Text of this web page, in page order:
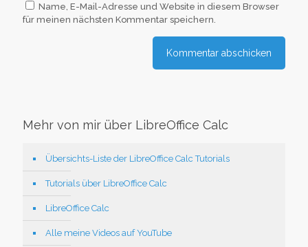
Name, E-Mail-Adresse und Website in diesem Browser
für meinen nächsten Kommentar speichern.
Mehr von mir über LibreOffice Calc
Übersichts-Liste der LibreOffice Calc Tutorials
Tutorials über LibreOffice Calc
LibreOffice Calc
Alle meine Videos auf YouTube